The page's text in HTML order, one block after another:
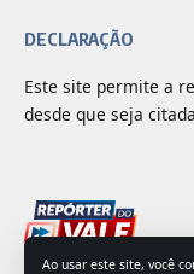
Ao usar este site, você
DECLARAÇÃO
Este site permite a
desde que seja